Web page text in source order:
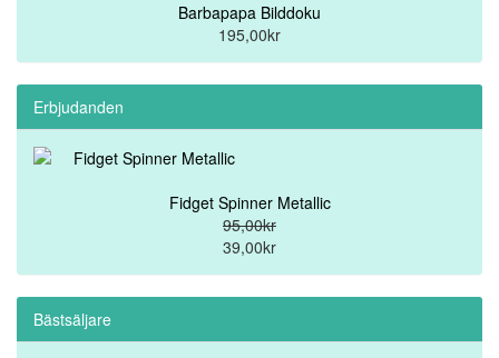
Barbapapa Bilddoku
195,00kr
Erbjudanden
Fidget Spinner Metallic
95,00kr
39,00kr
Bästsäljare